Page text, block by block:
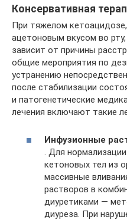
Консервативная
При тяжелом
ацетоновым вкусом во
зависит от причины
общие мероприятия по
устранению
после стабилизации
и патогенетические
лечения включают такие
Инфузионные
. Для
кетоновых тел из
массивные
растворов в
диуретиками —
диуреза. При